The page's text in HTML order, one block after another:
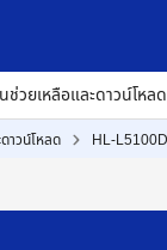
ช่วยเหลือและดาวน์โหลด
าวน์โหลด HL-